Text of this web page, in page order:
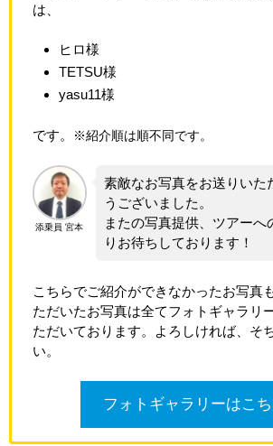
は、
ヒロ様
TETSU様
yasu11様
です。 ※紹介順は順不同です。
添乗員 宮本
素敵なお写真をお送りいた
うございました。
またの写真提供、ツアーへ
りお待ちしております！
こちらでご紹介ができなかったお写真
ただいたお写真は全てフォトギャラリ
ただいております。よろしければ、そ
い。
フォトギャラリーはこ